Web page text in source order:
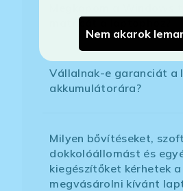
matricát a laptophoz?
Vállalnak-e garanciát a
akkumulátorára?
Milyen bővítéseket,
dokkolóállomást és
kiegészítőket kérhetek a
megvásárolni kívánt